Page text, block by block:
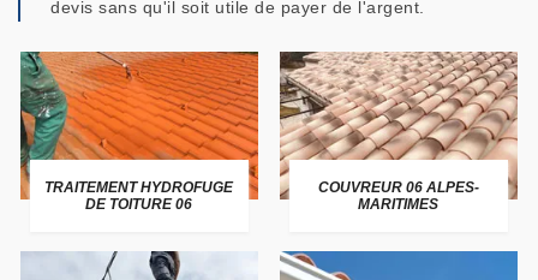
devis sans qu'il soit utile de payer de l'argent.
TRAITEMENT HYDROFUGE
DE TOITURE 06
COUVREUR 06 ALPES-
MARITIMES